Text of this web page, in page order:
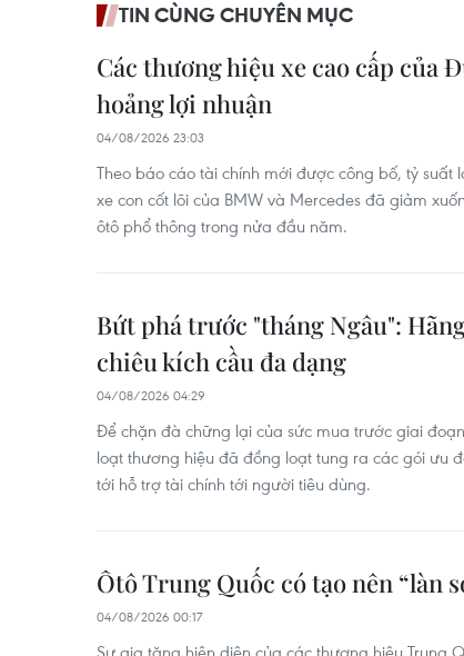
TIN CÙNG CHUYÊN MỤC
Các thương hiệu xe cao cấp của
hoảng lợi nhuận
04/08/2026 23:03
Theo báo cáo tài chính mới được công bố, tỷ suất
xe con cốt lõi của BMW và Mercedes đã giảm
ôtô phổ thông trong nửa đầu năm.
Bứt phá trước "tháng Ngâu":
chiêu kích cầu đa dạng
04/08/2026 04:29
Để chặn đà chững lại của sức mua trước giai
loạt thương hiệu đã đồng loạt tung ra các gói ưu
tới hỗ trợ tài chính tới người tiêu dùng.
Ôtô Trung Quốc có tạo nên “làn
04/08/2026 00:17
Sự gia tăng hiện diện của các thương hiệu Trung